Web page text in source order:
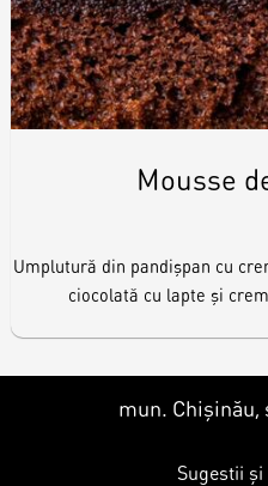
Mousse
Umplutură din pandișpan cu
ciocolată cu lapte și
mun. Chișinău,
Sugestii